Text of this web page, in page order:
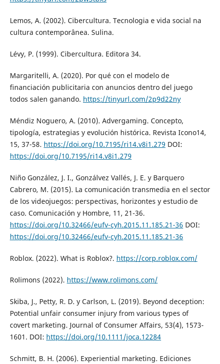
Lemos, A. (2002). Cibercultura. Tecnologia e vida social na
cultura contemporânea. Sulina.
Lévy, P. (1999). Cibercultura. Editora 34.
Margaritelli, A. (2020). Por qué con el modelo de
financiación publicitaria con anuncios dentro del juego
todos salen ganando. https://tinyurl.com/2p9d22ny
Méndiz Noguero, A. (2010). Advergaming. Concepto,
tipología, estrategias y evolución histórica. Revista Icono14,
15, 37-58. https://doi.org/10.7195/ri14.v8i1.279 DOI:
https://doi.org/10.7195/ri14.v8i1.279
Niño González, J. I., Gonzálvez Vallés, J. E. y Barquero
Cabrero, M. (2015). La comunicación transmedia en el sector
de los videojuegos: perspectivas, horizontes y estudio de
caso. Comunicación y Hombre, 11, 21-36.
https://doi.org/10.32466/eufv-cyh.2015.11.185.21-36 DOI:
https://doi.org/10.32466/eufv-cyh.2015.11.185.21-36
Roblox. (2022). What is Roblox?. https://corp.roblox.com/
Rolimons (2022). https://www.rolimons.com/
Skiba, J., Petty, R. D. y Carlson, L. (2019). Beyond deception:
Potential unfair consumer injury from various types of
covert marketing. Journal of Consumer Affairs, 53(4), 1573-
1601. DOI: https://doi.org/10.1111/joca.12284
Schmitt, B. H. (2006). Experiential marketing. Ediciones